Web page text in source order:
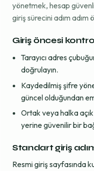
yönetmek, hesap
giriş sürecini adım adım
Giriş öncesi
Tarayıcı adres
doğrulayın.
Kaydedilmiş şifre
güncel olduğundan
Ortak veya halka
yerine güvenilir bir
Standart giriş
Resmi giriş sayfasında